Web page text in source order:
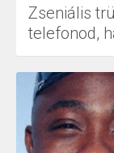
Zseniális
telefonod,